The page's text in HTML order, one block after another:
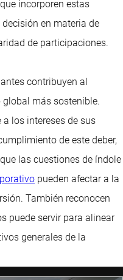
incorporen estas
en materia de
de participaciones.
contribuyen al
más sostenible.
los intereses de sus
de este deber,
las cuestiones de índole
pueden afectar a la
También reconocen
puede servir para alinear
generales de la